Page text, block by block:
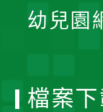
幼兒園
檔案下